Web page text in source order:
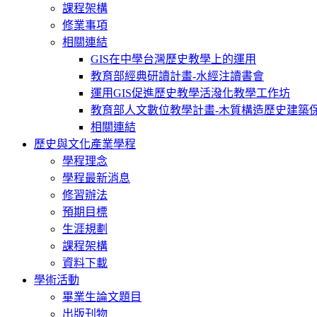
課程架構
修業事項
相關連結
GIS在中學台灣歷史教學上的運用
教育部經典研讀計畫-水經注讀書會
運用GIS促進歷史教學活潑化教學工作坊
教育部人文數位教學計畫-木質構造歷史建築
相關連結
歷史與文化產業學程
學程理念
學程最新消息
修習辦法
預期目標
生涯規劃
課程架構
資料下載
學術活動
畢業生論文題目
出版刊物